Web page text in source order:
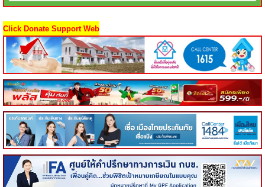
Click Donate Support Web